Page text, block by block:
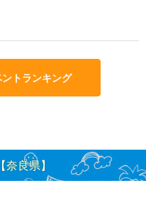
トランキング
良県】